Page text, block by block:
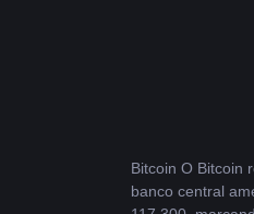
Bitcoin O Bitcoin
banco central